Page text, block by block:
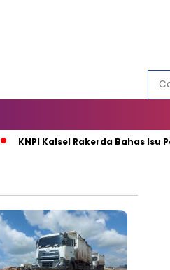
KNPI Kalsel Rakerda Bahas Isu